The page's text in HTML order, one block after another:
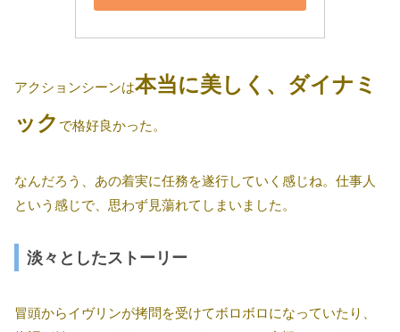
アクションシーンは本当に美しく、ダイナミ
ック で格好良かった。
なんだろう、あの着実に任務を遂行していく感じね。仕事人
という感じで、思わず見蕩れてしまいました。
淡々としたストーリー
冒頭からイヴリンが拷問を受けてボロボロになっていたり、